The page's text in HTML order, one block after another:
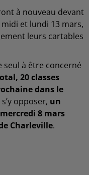
à nouveau devant
midi et lundi 13 mars,
leurs cartables
seul à être concerné
20 classes
dans le
opposer, un
8 mars
Charleville.